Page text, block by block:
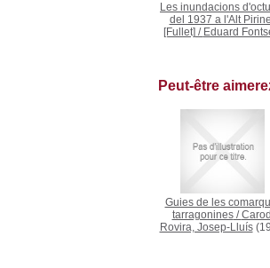
Les inundacions
del 1937 a l'Alt
[Fullet] / Eduard
Peut-être
Guies de les
tarragonines/
Rovira, Josep-Lluís